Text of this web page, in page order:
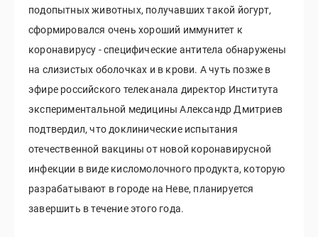
подопытных животных, получавших такой йогурт,
сформировался очень хороший иммунитет к
коронавирусу - специфические антитела обнаружены
на слизистых оболочках и в крови. А чуть позже в
эфире российского телеканала директор Института
экспериментальной медицины Александр Дмитриев
подтвердил, что доклинические испытания
отечественной вакцины от новой коронавирусной
инфекции в виде кисломолочного продукта, которую
разрабатывают в городе на Неве, планируется
завершить в течение этого года.